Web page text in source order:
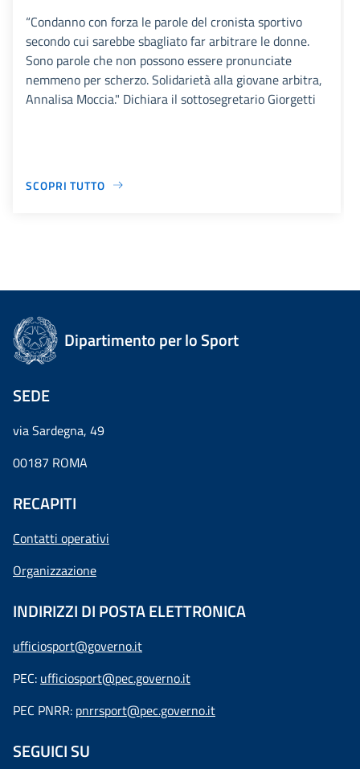
“Condanno con forza le parole del cronista sportivo
secondo cui sarebbe sbagliato far arbitrare le donne.
Sono parole che non possono essere pronunciate
nemmeno per scherzo. Solidarietà alla giovane arbitra,
Annalisa Moccia." Dichiara il sottosegretario Giorgetti
SCOPRI TUTTO
Dipartimento per lo Sport
SEDE
via Sardegna, 49
00187 ROMA
RECAPITI
Contatti operativi
Organizzazione
INDIRIZZI DI POSTA ELETTRONICA
ufficiosport@governo.it
PEC: ufficiosport@pec.governo.it
PEC PNRR: pnrrsport@pec.governo.it
SEGUICI SU